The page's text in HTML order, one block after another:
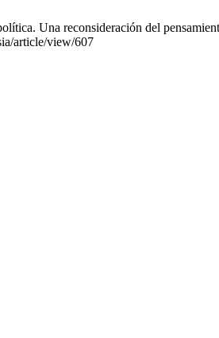
Una reconsideración del
article/view/607